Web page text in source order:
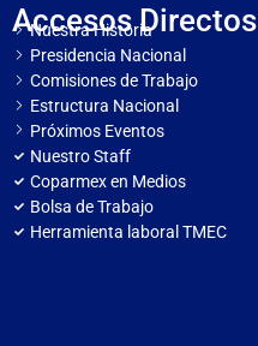
Accesos Directos
Nuestra Historia
Presidencia Nacional
Comisiones de Trabajo
Estructura Nacional
Próximos Eventos
Nuestro Staff
Coparmex en Medios
Bolsa de Trabajo
Herramienta laboral TMEC